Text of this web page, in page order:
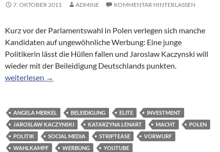
7. OKTOBER 2011 ADMINE KOMMENTAR HINTERLASSEN
Kurz vor der Parlamentswahl in Polen verlegen sich manche
Kandidaten auf ungewöhnliche Werbung: Eine junge
Politikerin lässt die Hüllen fallen und Jaroslaw Kaczynski will
wieder mit der Beileidigung Deutschlands punkten.
Polen: Wahlkampf mit Striptease und Deutschland-Bashing
weiterlesen →
ANGELA MERKEL BELEIDIGUNG ELITE
INVESTMENT
JAROSLAW KACZYNSKI
KATARZYNA LENART MACHT
POLEN
POLITIK
SOCIAL MEDIA STRIPTEASE
VORWURF
WAHLKAMPF
WERBUNG YOUTUBE